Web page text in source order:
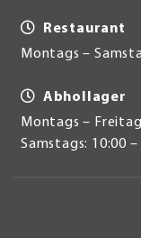
Restaurant
Montags –
Abhollager
Montags –
Samstags: 10:00 –